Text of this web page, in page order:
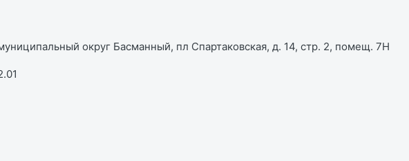
округ Басманный, пл Спартаковская, д. 14, стр. 2, помещ. 7Н